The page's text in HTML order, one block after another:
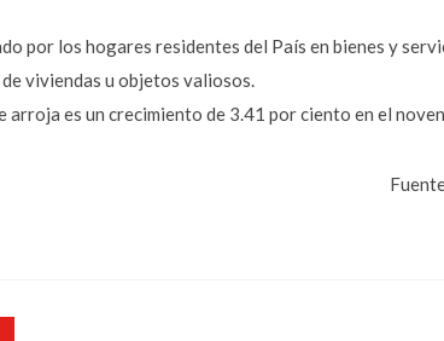
por los hogares residentes del País en bienes y
viviendas u objetos valiosos.
arroja es un crecimiento de 3.41 por ciento en el